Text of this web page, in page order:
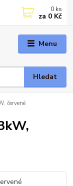
Menu
Hledat
0 ks
za 0 Kč
červené